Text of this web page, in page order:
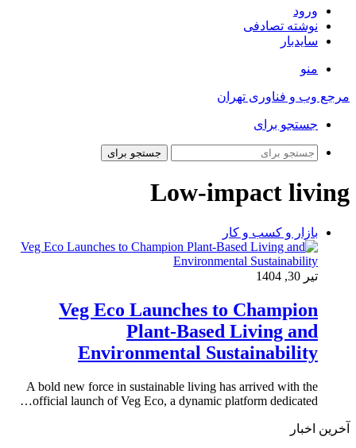
ورود
نوشته تصادفی
سایدبار
منو
مرجع وب و فناوری تهران
جستجو برای
جستجو برای
Low-impact living
بازار و کسب و کار
تیر 30, 1404
Veg Eco Launches to Champion
Plant-Based Living and
Environmental Sustainability
A bold new force in sustainable living has arrived with the
official launch of Veg Eco, a dynamic platform dedicated…
آخرین اخبار